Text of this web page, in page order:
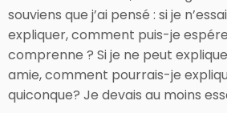
souviens que j’ai pensé : si je
expliquer, comment puis-je
comprenne ? Si je ne peut
amie, comment pourrais-je
quiconque? Je devais au moins